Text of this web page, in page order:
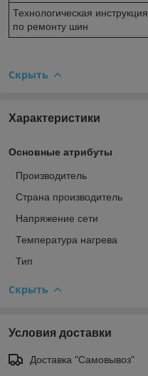
Технологическая инструкция
по ремонту шин
Скрыть
Характеристики
Основные атрибуты
Производитель
Страна производитель
Напряжение сети
Температура нагрева
Тип
Скрыть
Условия доставки
Доставка "Самовывоз"